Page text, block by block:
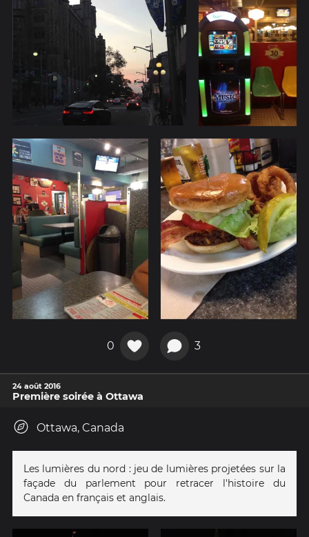
0 3
24 août 2016
Première soirée à Ottawa
Ottawa, Canada
Les lumières du nord : jeu de lumières projetées sur la
façade du parlement pour retracer l'histoire du
Canada en français et anglais.